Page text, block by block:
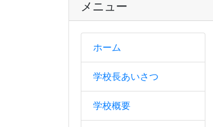
メニュー
ホーム
学校長あいさつ
学校概要